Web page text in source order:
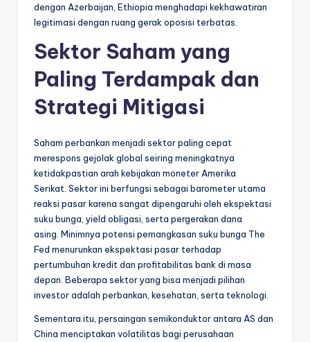
dengan Azerbaijan, Ethiopia menghadapi kekhawatiran
legitimasi dengan ruang gerak oposisi terbatas.
Sektor Saham yang
Paling Terdampak dan
Strategi Mitigasi
Saham perbankan menjadi sektor paling cepat
merespons gejolak global seiring meningkatnya
ketidakpastian arah kebijakan moneter Amerika
Serikat. Sektor ini berfungsi sebagai barometer utama
reaksi pasar karena sangat dipengaruhi oleh ekspektasi
suku bunga, yield obligasi, serta pergerakan dana
asing. Minimnya potensi pemangkasan suku bunga The
Fed menurunkan ekspektasi pasar terhadap
pertumbuhan kredit dan profitabilitas bank di masa
depan. Beberapa sektor yang bisa menjadi pilihan
investor adalah perbankan, kesehatan, serta teknologi.
Sementara itu, persaingan semikonduktor antara AS dan
China menciptakan volatilitas bagi perusahaan